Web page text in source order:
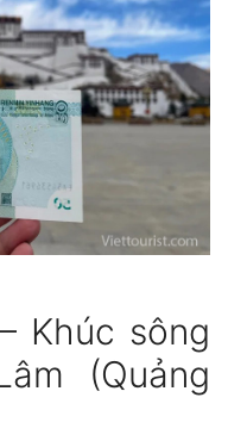
Khúc sông
(Quảng